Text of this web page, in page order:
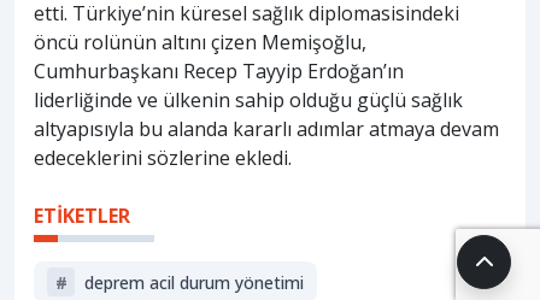
etti. Türkiye’nin küresel sağlık diplomasisindeki
öncü rolünün altını çizen Memişoğlu,
Cumhurbaşkanı Recep Tayyip Erdoğan’ın
liderliğinde ve ülkenin sahip olduğu güçlü sağlık
altyapısıyla bu alanda kararlı adımlar atmaya devam
edeceklerini sözlerine ekledi.
ETİKETLER
#
deprem acil durum yönetimi